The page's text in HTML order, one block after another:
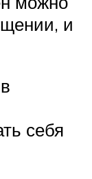
и
себя